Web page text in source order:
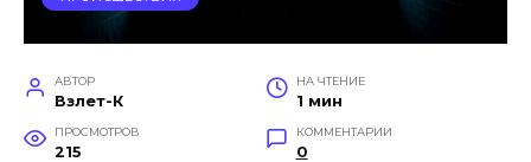
АВТОР
Взлет-К
НА ЧТЕНИЕ
1 мин
ПРОСМОТРОВ
215
КОММЕНТАРИИ
0